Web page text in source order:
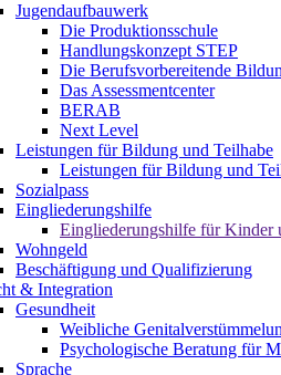
Jugendaufbauwerk
Die Produktionsschule
Handlungskonzept STEP
Die Berufsvorbereitende
Das Assessmentcenter
BERAB
Next Level
Leistungen für Bildung und Teilhabe
Leistungen für Bildung und
Sozialpass
Eingliederungshilfe
Eingliederungshilfe für Kinder
Wohngeld
Beschäftigung und Qualifizierung
& Integration
Gesundheit
Weibliche
Psychologische Beratung für
Sprache